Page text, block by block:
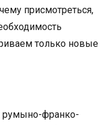
присмотреться,
только новые
румыно-франко-